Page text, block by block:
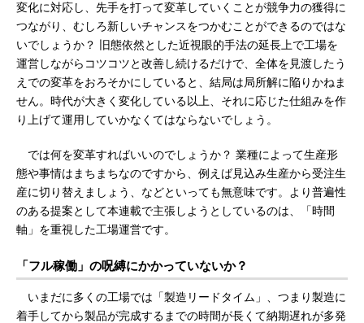
変化に対応し、先手を打って変革していくことが競争力の獲得に
つながり、むしろ新しいチャンスをつかむことができるのではな
いでしょうか？ 旧態依然とした近視眼的手法の延長上で工場を
運営しながらコツコツと改善し続けるだけで、全体を見渡したう
えでの変革をおろそかにしていると、結局は局所解に陥りかねま
せん。時代が大きく変化している以上、それに応じた仕組みを作
り上げて運用していかなくてはならないでしょう。
では何を変革すればいいのでしょうか？ 業種によって生産形
態や事情はまちまちなのですから、例えば見込み生産から受注生
産に切り替えましょう、などといっても無意味です。より普遍性
のある提案として本連載で主張しようとしているのは、「時間
軸」を重視した工場運営です。
「フル稼働」の呪縛にかかっていないか？
いまだに多くの工場では「製造リードタイム」、つまり製造に
着手してから製品が完成するまでの時間が長くて納期遅れが多発